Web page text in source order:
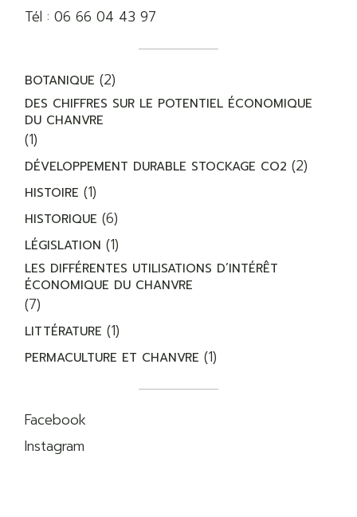
Tél :06 66 04 43 97
BOTANIQUE (2)
DES CHIFFRES SUR LE POTENTIEL ÉCONOMIQUE
DU CHANVRE
(1)
DÉVELOPPEMENT DURABLE STOCKAGE CO2 (2)
HISTOIRE (1)
HISTORIQUE (6)
LÉGISLATION (1)
LES DIFFÉRENTES UTILISATIONS D’INTÉRÊT
ÉCONOMIQUE DU CHANVRE
(7)
LITTÉRATURE (1)
PERMACULTURE ET CHANVRE (1)
Facebook
Instagram